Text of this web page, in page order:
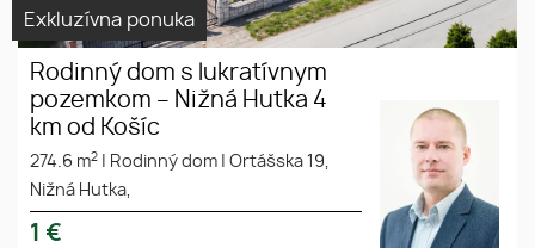
Exkluzívna ponuka
Rodinný dom s lukratívnym
pozemkom – Nižná Hutka 4
km od Košíc
274.6 m2 Rodinný dom
Ortášska 19,
Nižná Hutka,
1 €